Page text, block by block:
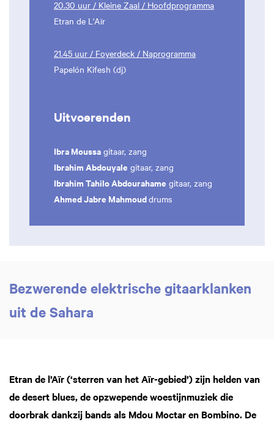
20.30 uur / Kleine Zaal / Hoofdprogramma
Etran de L'Aïr
21.45 uur / Foyerdeck / Naprogramma
Papelón Kifesh (dj)
Uitvoerenden
Ibra Moussa gitaar, zang
Ibrahim Abdouyale gitaar, zang
Ibrahim Tahilo Abdourahame gitaar, zang
Ahmed Jabre Mahmouddrums
Bezwerende elektrische gitaarklanken
uit de Sahara
Etran de l’Aïr (‘sterren van het Aïr-gebied’) zijn helden van
de desert blues, de opzwepende woestijnmuziek die
doorbrak dankzij bands als Mdou Moctar en Bombino. De